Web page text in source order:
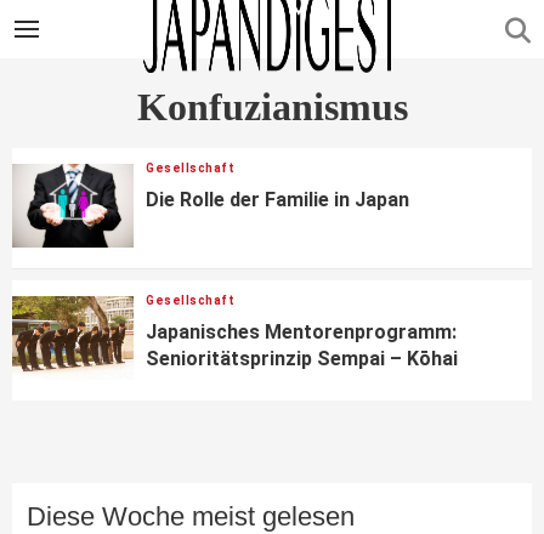
Konfuzianismus
Gesellschaft
Die Rolle der Familie in Japan
Gesellschaft
Japanisches Mentorenprogramm:
Senioritätsprinzip Sempai – Kōhai
Diese Woche meist gelesen